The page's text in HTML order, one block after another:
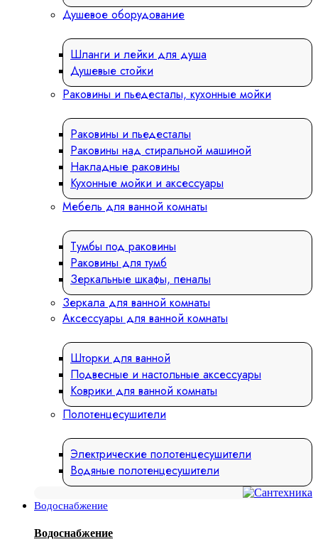
Душевое оборудование
Шланги и лейки для душа
Душевые стойки
Раковины и пьедесталы, кухонные мойки
Раковины и пьедесталы
Раковины над стиральной машиной
Накладные раковины
Кухонные мойки и аксессуары
Мебель для ванной комнаты
Тумбы под раковины
Раковины для тумб
Зеркальные шкафы, пеналы
Зеркала для ванной комнаты
Аксессуары для ванной комнаты
Шторки для ванной
Подвесные и настольные аксессуары
Коврики для ванной комнаты
Полотенцесушители
Электрические полотенцесушители
Водяные полотенцесушители
Водоснабжение
Водоснабжение